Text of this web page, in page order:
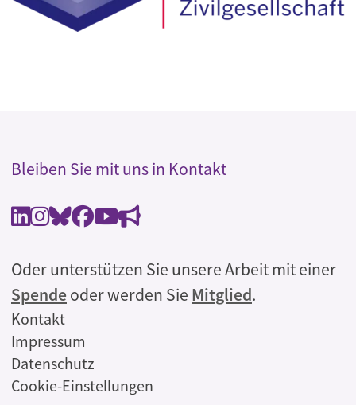
Bleiben Sie mit uns in Kontakt
Oder unterstützen Sie unsere Arbeit mit einer
Spendeoder werden Sie Mitglied.
Rechtliches
Kontakt
Impressum
Datenschutz
Cookie-Einstellungen